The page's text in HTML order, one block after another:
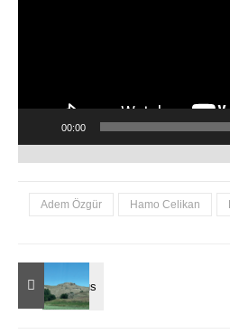
00:00
Adem Özgür Hamo Celikan